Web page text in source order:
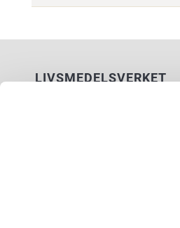
LIVSMEDELSVERKET